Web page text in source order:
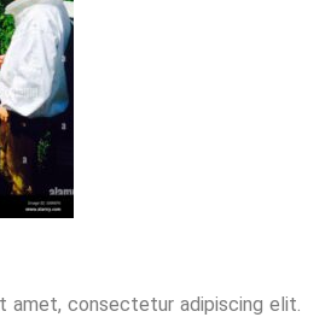
amet, consectetur adipiscing elit.